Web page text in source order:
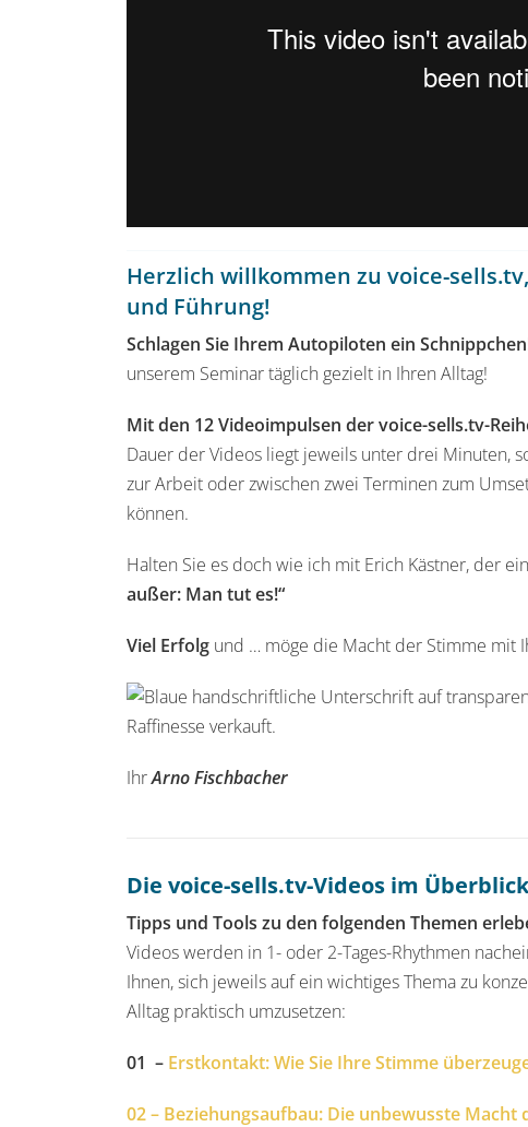
Herzlich willkommen zu voice-
und Führung!
Schlagen Sie Ihrem Autopiloten ein
unserem Seminar täglich gezielt in Ihren Alltag!
Mit den 12 Videoimpulsen der voice-sells.tv-
Dauer der Videos liegt jeweils unter drei Minuten,
zur Arbeit oder zwischen zwei Terminen zum
können.
Halten Sie es doch wie ich mit Erich Kästner, der
außer: Man tut es!“
Viel Erfolgund … möge die Macht der Stimme mit
IhrArno Fischbacher
Die voice-sells.tv-Videos im
Tipps und Tools zu den folgenden Themen
Videos werden in 1- oder 2-Tages-Rhythmen
Ihnen, sich jeweils auf ein wichtiges Thema zu
Alltag praktisch umzusetzen:
01 – Erstkontakt: Wie Sie Ihre Stimme
02 – Beziehungsaufbau: Die unbewusste